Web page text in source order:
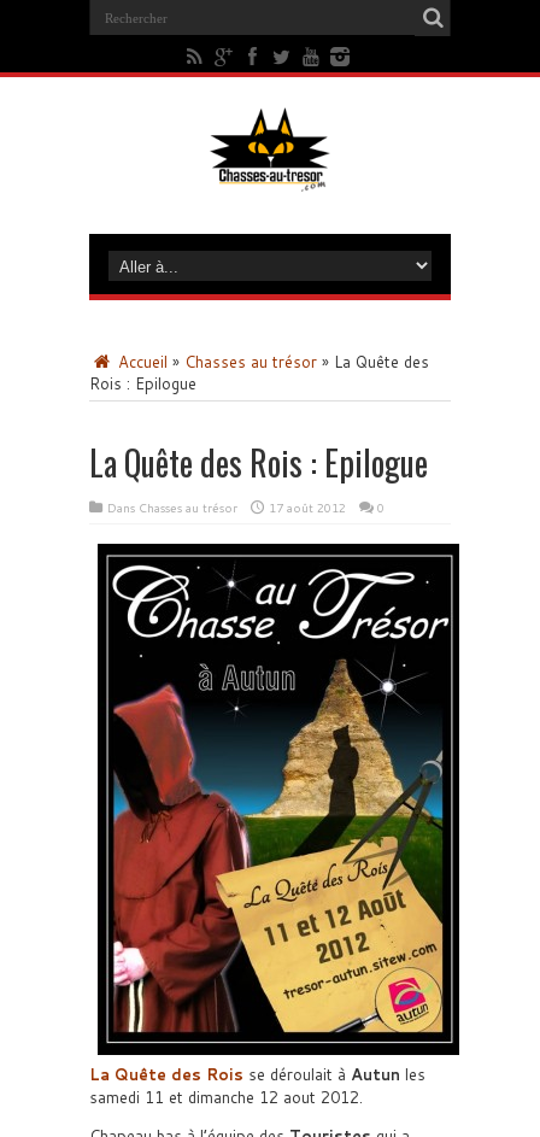
Accueil » Chasses au trésor » La Quête des
Rois : Epilogue
La Quête des Rois : Epilogue
Dans Chasses au trésor 17 août 2012 0
La Quête des Rois se déroulait à Autun les
samedi 11 et dimanche 12 aout 2012.